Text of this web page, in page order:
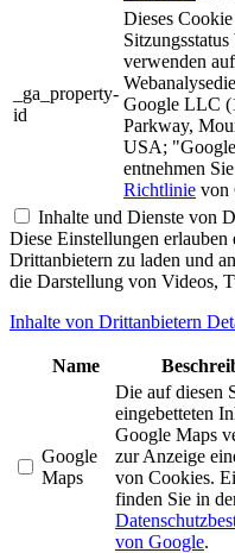
_ga_property-
id
Dieses
verwenden
Google LLC
Parkway,
USA;
entnehmen
Richtlinie von
Inhalte und Dienste von
Diese Einstellungen erlauben
Drittanbietern zu laden und
die Darstellung von Videos,
Inhalte von Drittanbietern
Name
Google
Maps
Die auf diesen
eingebetteten
Google Maps
zur Anzeige
von Cookies.
finden Sie in
von Google.